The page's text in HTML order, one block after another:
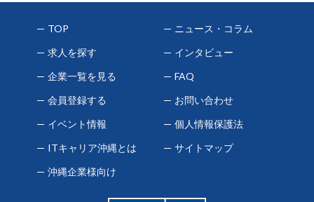
TOP
求人を探す
企業一覧を見る
会員登録する
イベント情報
ITキャリア沖縄とは
沖縄企業様向け
ニュース・コラム
インタビュー
FAQ
お問い合わせ
個人情報保護法
サイトマップ